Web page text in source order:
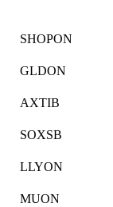
SHOPON
GLDON
AXTIB
SOXSB
LLYON
MUON